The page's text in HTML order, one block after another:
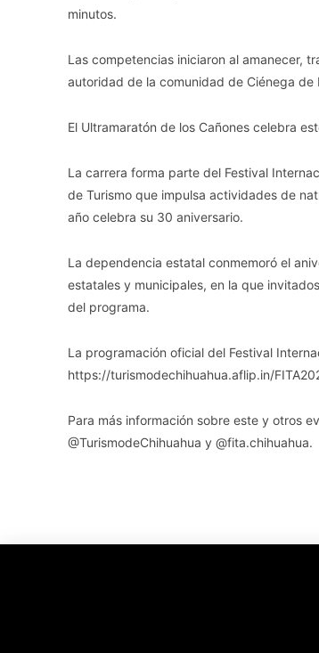
minutos.
Las competencias iniciaron al amanecer,
autoridad de la comunidad de Ciénega de
El Ultramaratón de los Cañones celebra
La carrera forma parte del Festival
de Turismo que impulsa actividades de
año celebra su 30 aniversario.
La dependencia estatal conmemoró el
estatales y municipales, en la que
del programa.
La programación oficial del Festival
https://turismodechihuahua.aflip.in/
Para más información sobre este y otros
@TurismodeChihuahua y @fita.chihuahua.